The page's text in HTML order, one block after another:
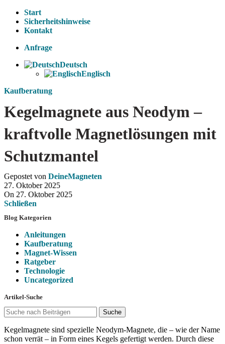
Start
Sicherheitshinweise
Kontakt
Anfrage
Deutsch
Englisch
Kaufberatung
Kegelmagnete aus Neodym –
kraftvolle Magnetlösungen mit
Schutzmantel
Gepostet von DeineMagneten
27. Oktober 2025
On 27. Oktober 2025
Schließen
Blog Kategorien
Anleitungen
Kaufberatung
Magnet-Wissen
Ratgeber
Technologie
Uncategorized
Artikel-Suche
Suche
Kegelmagnete sind spezielle Neodym-Magnete, die – wie der Name
schon verrät – in Form eines Kegels gefertigt werden. Durch diese